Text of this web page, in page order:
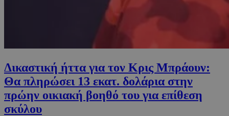
Δικαστική ήττα για τον Κρις Μπράουν:
Θα πληρώσει 13 εκατ. δολάρια στην
πρώην οικιακή βοηθό του για επίθεση
σκύλου